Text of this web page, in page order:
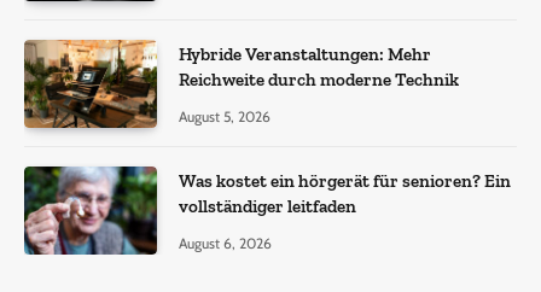
Hybride Veranstaltungen: Mehr
Reichweite durch moderne Technik
August 5, 2026
Was kostet ein hörgerät für senioren? Ein
vollständiger leitfaden
August 6, 2026